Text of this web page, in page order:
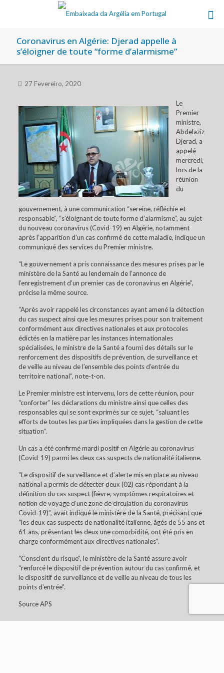
Coronavirus en Algérie: Djerad appelle à
s’éloigner de toute “forme d’alarmisme”
27 Fevereiro, 2020
Le
Premier
ministre,
Abdelaziz
Djerad, a
appelé
mercredi,
lors de la
réunion
du
gouvernement, à une communication “sereine, réfléchie et
responsable”, “s’éloignant de toute forme d’alarmisme”, au sujet
du nouveau coronavirus (Covid-19) en Algérie, notamment
après l’apparition d’un cas confirmé de cette maladie, indique un
communiqué des services du Premier ministre.
“Le gouvernement a pris connaissance des mesures prises par le
ministère de la Santé au lendemain de l’annonce de
l’enregistrement d’un premier cas de coronavirus en Algérie”,
précise la même source.
“Après avoir rappelé les circonstances ayant amené la détection
du cas suspect ainsi que les mesures prises pour son traitement
conformément aux directives nationales et aux protocoles
édictés en la matière par les instances internationales
spécialisées, le ministre de la Santé a fourni des détails sur le
renforcement des dispositifs de prévention, de surveillance et
de veille au niveau de l’ensemble des points d’entrée du
territoire national”, note-t-on.
Le Premier ministre est intervenu, lors de cette réunion, pour
“conforter” les déclarations du ministre ainsi que celles des
responsables qui se sont exprimés sur ce sujet, “saluant les
efforts de toutes les parties impliquées dans la gestion de cette
situation”.
Un cas a été confirmé mardi positif en Algérie au coronavirus
(Covid-19) parmi les deux cas suspects de nationalité italienne.
“Le dispositif de surveillance et d’alerte mis en place au niveau
national a permis de détecter deux (02) cas répondant à la
définition du cas suspect (fièvre, symptômes respiratoires et
notion de voyage d’une zone de circulation du coronavirus
Covid-19)”, avait indiqué le ministère de la Santé, précisant que
“les deux cas suspects de nationalité italienne, âgés de 55 ans et
61 ans, présentant les deux une comorbidité, ont été pris en
charge conformément aux directives nationales”.
“Conscient du risque”, le ministère de la Santé assure avoir
“renforcé le dispositif de prévention autour du cas confirmé, et
le dispositif de surveillance et de veille au niveau de tous les
points d’entrée”.
Source APS